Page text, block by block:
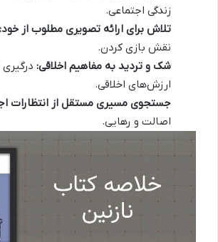
زندگی اجتماعی.
تلاش برای ارائه تصویری مطلوب از خود:
نقش بازی کردن.
شک و تردید به مفاهیم اخلاقی: درگیری
ارزش‌های اخلاقی.
جستجوی مسیری مستقل از انتظارات
اصالت و رهایی.